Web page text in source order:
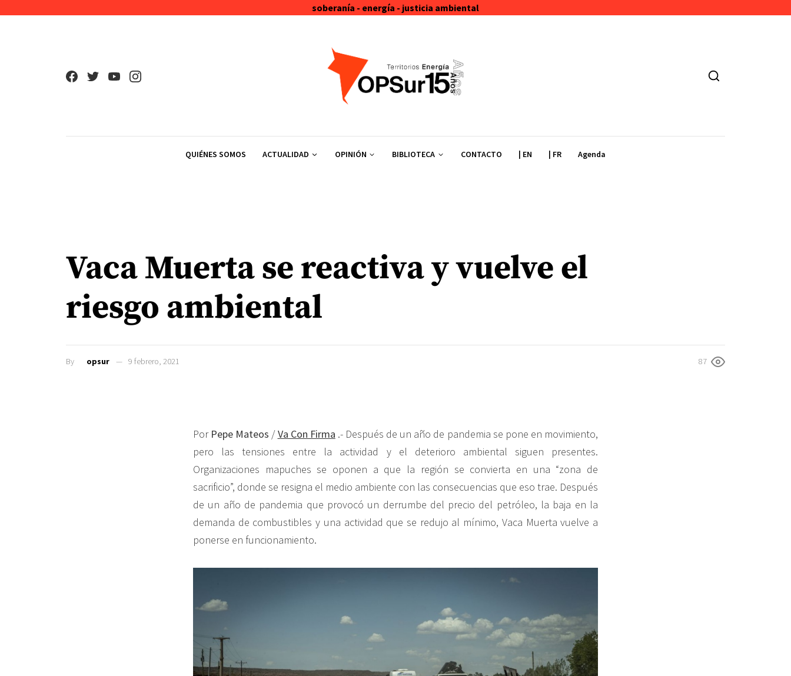
soberanía - energía - justicia ambiental
QUIÉNES SOMOS ACTUALIDAD OPINIÓN BIBLIOTECA CONTACTO | EN | FR Agenda
Vaca Muerta se reactiva y vuelve el
riesgo ambiental
By opsur 9 febrero, 2021 87
Por Pepe Mateos /Va Con Firma .- Después de un año de pandemia se pone en movimiento,
pero las tensiones entre la actividad y el deterioro ambiental siguen presentes.
Organizaciones mapuches se oponen a que la región se convierta en una “zona de
sacrificio”, donde se resigna el medio ambiente con las consecuencias que eso trae. Después
de un año de pandemia que provocó un derrumbe del precio del petróleo, la baja en la
demanda de combustibles y una actividad que se redujo al mínimo, Vaca Muerta vuelve a
ponerse en funcionamiento.